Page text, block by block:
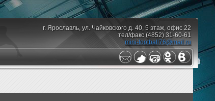
г. Ярославль, ул. Чайковского д. 40, 5 этаж, офис 22
тел/факс (4852) 31-60-61
mini-football76@mail.ru